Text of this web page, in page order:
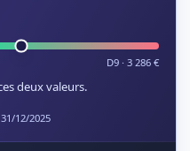
D9 · 3 286 €
deux valeurs.
12/2025